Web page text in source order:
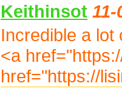
Keithinsot 11-
Incredible a lot
<a
href="https://